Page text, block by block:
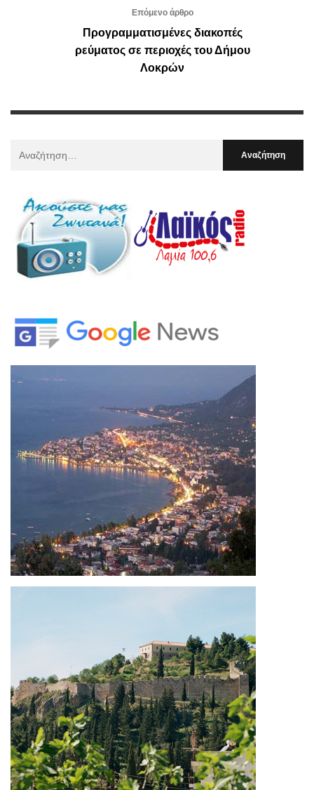
Επόμενο άρθρο
Προγραμματισμένες διακοπές
ρεύματος σε περιοχές του Δήμου
Λοκρών